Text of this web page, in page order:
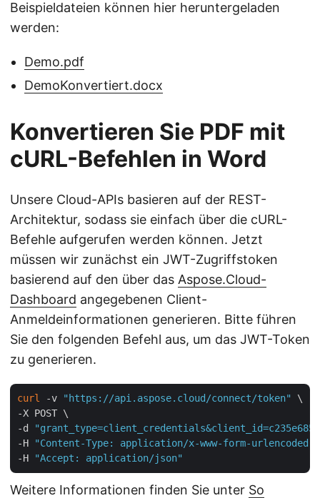
Beispieldateien können hier heruntergeladen
werden:
Demo.pdf
DemoKonvertiert.docx
Konvertieren Sie PDF mit
cURL-Befehlen in Word
Unsere Cloud-APIs basieren auf der REST-
Architektur, sodass sie einfach über die cURL-
Befehle aufgerufen werden können. Jetzt
müssen wir zunächst ein JWT-Zugriffstoken
basierend auf den über das Aspose.Cloud-
Dashboard angegebenen Client-
Anmeldeinformationen generieren. Bitte führen
Sie den folgenden Befehl aus, um das JWT-Token
zu generieren.
curl -v "https://api.aspose.cloud/connect/token"
\
-X POST \
-d
"grant_type=client_credentials&client_id=c235e685-
-H
"Content-Type: application/x-www-form-urlencoded"
-H
"Accept: application/json"
Weitere Informationen finden Sie unter So